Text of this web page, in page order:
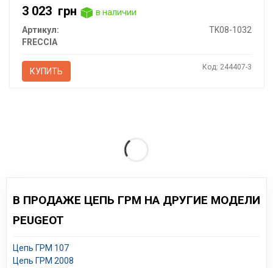
3 023 грн
в наличии
Артикул:
TK08-1032
FRECCIA
КУПИТЬ Код: 244407-3
В ПРОДАЖЕ ЦЕПЬ ГРМ НА ДРУГИЕ МОДЕЛИ
PEUGEOT
Цепь ГРМ 107
Цепь ГРМ 2008